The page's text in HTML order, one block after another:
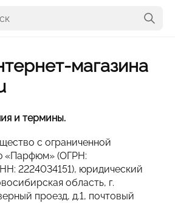
магазина
и термины.
с ограниченной
«Парфюм» (ОГРН:
2224034151), юридический
область, г.
проезд, д.1, почтовый